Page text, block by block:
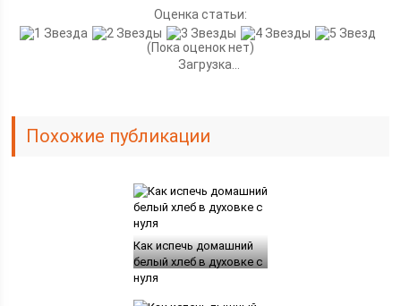
Оценка статьи:
(Пока оценок нет)
Загрузка...
Похожие публикации
Как испечь домашний
белый хлеб в духовке с
нуля